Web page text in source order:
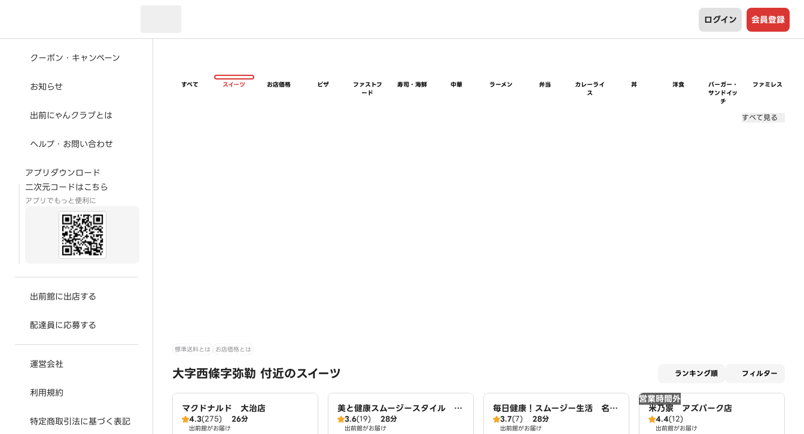
ログイン 会員登録
クーポン・キャンペーン
お知らせ
出前にゃんクラブとは
ヘルプ・お問い合わせ
アプリダウンロード
二次元コードはこちら
アプリでもっと便利に
出前館に出店する
配達員に応募する
運営会社
利用規約
特定商取引法に基づく表記
すべて スイーツ お店価格 ピザ
ファストフ
ード
寿司・海鮮 中華 ラーメン 弁当
カレーライ
ス
丼 洋食
バーガー・
サンドイッ
チ
ファミレス
すべて見る
標準送料とは お店価格とは
大字西條字弥勒 付近のスイーツ ランキング順 フィルター
マクドナルド 大治店
4.3(275) 26分
出前館がお届け
美と健康スムージースタイル 名
古屋店
3.6(19) 28分
出前館がお届け
毎日健康！スムージー生活 名古
屋店
3.7(7) 28分
出前館がお届け
営業時間外
米乃家 アズパーク店
4.4(12)
出前館がお届け